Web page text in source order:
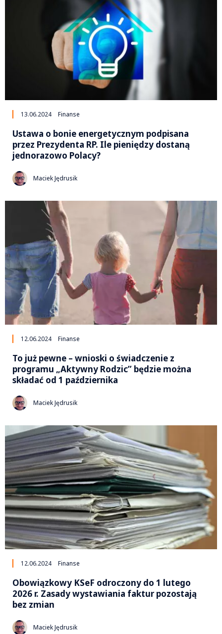
13.06.2024 Finanse
Ustawa o bonie energetycznym podpisana
przez Prezydenta RP. Ile pieniędzy dostaną
jednorazowo Polacy?
Maciek Jędrusik
12.06.2024 Finanse
To już pewne – wnioski o świadczenie z
programu „Aktywny Rodzic” będzie można
składać od 1 października
Maciek Jędrusik
12.06.2024 Finanse
Obowiązkowy KSeF odroczony do 1 lutego
2026 r. Zasady wystawiania faktur pozostają
bez zmian
Maciek Jędrusik